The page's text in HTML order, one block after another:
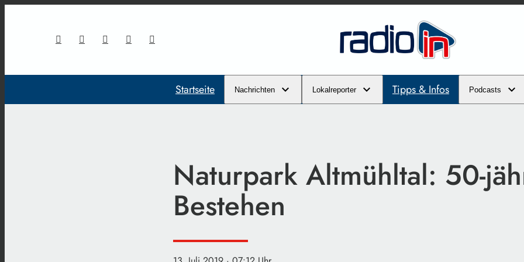
Startseite Nachrichten Lokalreporter Tipps & Infos Podcasts
Naturpark Altmühltal: 50-
Bestehen